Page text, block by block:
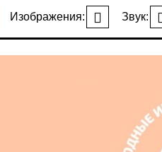
Изображения: Звук:
Новости